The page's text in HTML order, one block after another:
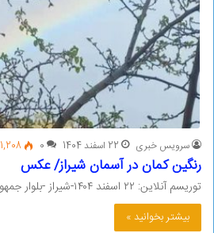
سرویس خبری 22 اسفند 1404 0
1,208
رنگین کمان در آسمان شیراز/ عکس
توریسم آنلاین: ۲۲ اسفند ۱۴۰۴-شیراز -بلوار جمهوری عکاس: شیده کاوسی
بیشتر بخوانید »